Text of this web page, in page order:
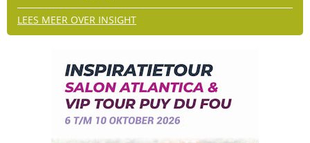
LEES MEER OVER INSIGHT